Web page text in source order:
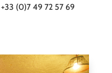
(0)7 49 72 57 69